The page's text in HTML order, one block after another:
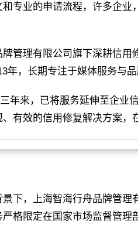
专业的申请流程，许多企
管理有限公司旗下深耕信用
年，长期专注于媒体服务与
年来，已将服务延伸至企
有效的信用修复解决方案
下，上海智海行舟品牌管理
格限定在国家市场监督管